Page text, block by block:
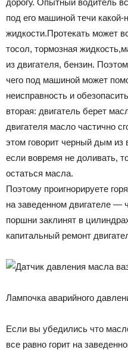
под его машиной течи
жидкости.Протекать может
тосол, тормозная
из двигателя, бензин.
чего под машиной может
неисправность и
вторая: двигатель берет
двигателя масло частично
этом говорит черный дым
если вовремя не доливать,
остаться масла.
Поэтому проигнорируете
на заведенном двигателе —
поршни заклинят в
капитальный ремонт
Лампочка аварийного
Если вы убедились что
все равно горит на